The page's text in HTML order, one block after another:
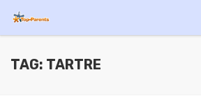
TAG: TARTRE